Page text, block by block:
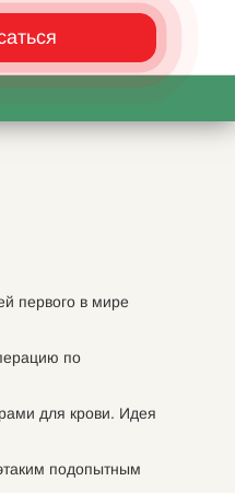
первого в мире
по
для крови. Идея
подопытным